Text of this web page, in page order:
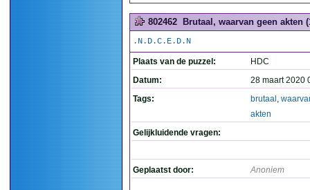
802462 Brutaal, waarvan geen akten
.N.D.C.E.D.N
Plaats van de puzzel:
HDC
Datum:
28 maart 2020
Tags:
brutaal ,
akten
Gelijkluidende vragen:
Geplaatst door: Anoniem